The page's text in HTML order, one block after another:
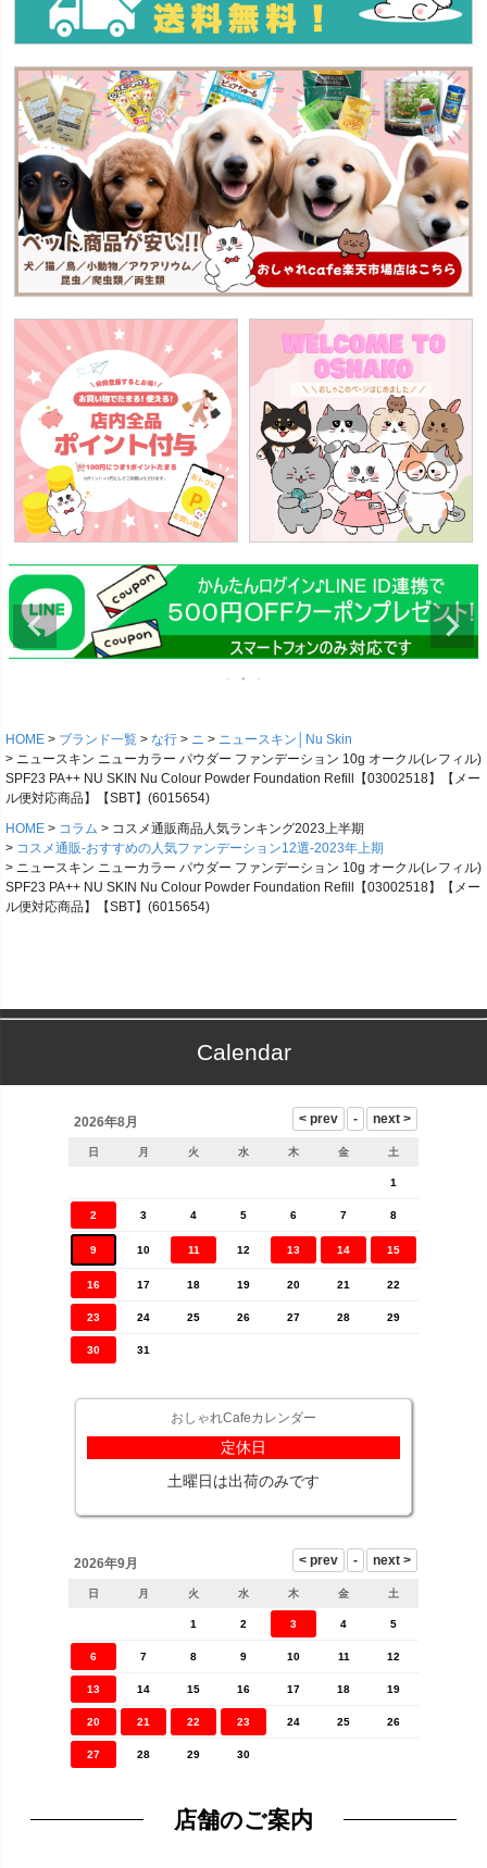
HOME ブランド一覧 な行 ニ
ニュースキン│Nu Skin
ニュースキン ニューカラー パウダー ファンデーション 10g オークル(レフィル)
SPF23 PA++ NU SKIN Nu Colour Powder Foundation Refill【03002518】【メー
ル便対応商品】【SBT】(6015654)
HOME
コラム
コスメ通販商品人気ランキング2023上半期
コスメ通販-おすすめの人気ファンデーション12選-2023年上期
ニュースキン ニューカラー パウダー ファンデーション 10g オークル(レフィル)
SPF23 PA++ NU SKIN Nu Colour Powder Foundation Refill【03002518】【メー
ル便対応商品】【SBT】(6015654)
Calendar
2026年8月
日 月 火 水 木 金 土
1
2 3 4 5 6 7 8
9 10 11 12 13 14 15
16 17 18 19 20 21 22
23 24 25 26 27 28 29
30 31
おしゃれCafeカレンダー
定休日
土曜日は出荷のみです
2026年9月
日 月 火 水 木 金 土
1 2 3 4 5
6 7 8 9 10 11 12
13 14 15 16 17 18 19
20 21 22 23 24 25 26
27 28 29 30
店舗のご案内